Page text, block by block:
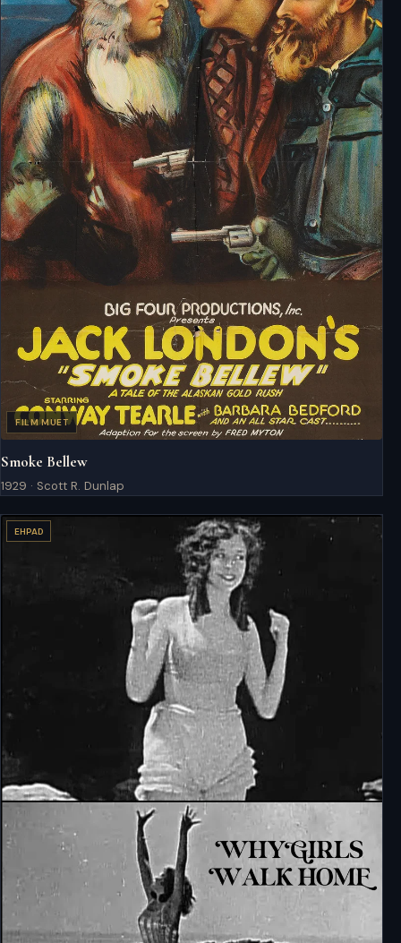
FILM MUET
Smoke Bellew
1929 · Scott R. Dunlap
EHPAD